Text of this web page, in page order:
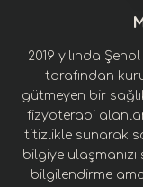
2019 yılında
tarafından
gütmeyen bir
fizyoterapi
titizlikle sunarak
bilgiye
bilgilendirme